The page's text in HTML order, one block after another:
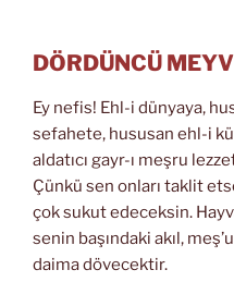
DÖRDÜNCÜ
Ey nefis! Ehl-i dünyaya,
sefahete, hususan ehl-i
aldatıcı gayr-ı meşru
Çünkü sen onları taklit
çok sukut edeceksin.
senin başındaki akıl,
daima dövecektir.